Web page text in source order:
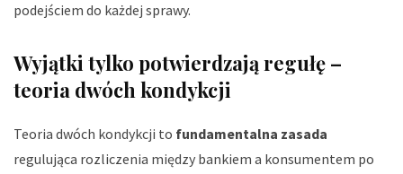
podejściem do każdej sprawy.
Wyjątki tylko potwierdzają regułę –
teoria dwóch kondykcji
Teoria dwóch kondykcji to fundamentalna zasada
regulująca rozliczenia między bankiem a konsumentem po